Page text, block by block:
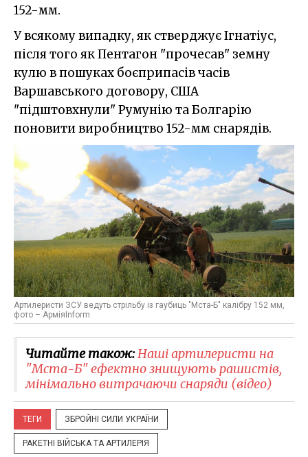
152-мм.
У всякому випадку, як стверджує Ігнатіус,
після того як Пентагон "прочесав" земну
кулю в пошуках боєприпасів часів
Варшавського договору, США
"підштовхнули" Румунію та Болгарію
поновити виробництво 152-мм снарядів.
Артилеристи ЗСУ ведуть стрільбу із гаубиць "Мста-Б" калібру 152 мм,
фото – АрміяInform
Читайте також:Наші артилеристи на
"Мста-Б" ефектно знищують рашистів,
мінімально витрачаючи снаряди (відео)
ТЕГИ ЗБРОЙНІ СИЛИ УКРАЇНИ
РАКЕТНІ ВІЙСЬКА ТА АРТИЛЕРІЯ